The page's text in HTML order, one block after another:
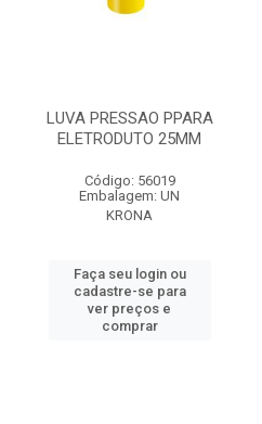
LUVA PRESSAO PPARA
ELETRODUTO 25MM
Código: 56019
Embalagem: UN
KRONA
Faça seu login ou
cadastre-se para
ver preços e
comprar